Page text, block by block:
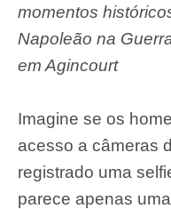
momentos
Napoleão na
em Agincourt
Imagine se os
acesso a câmeras
registrado uma
parece apenas